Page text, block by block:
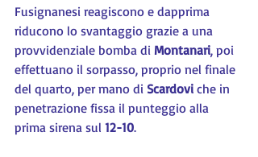
Fusignanesi reagiscono e dapprima
riducono lo svantaggio grazie a una
provvidenziale bomba di Montanari, poi
effettuano il sorpasso, proprio nel finale
del quarto, per mano di Scardovi che in
penetrazione fissa il punteggio alla
prima sirena sul 12-10.